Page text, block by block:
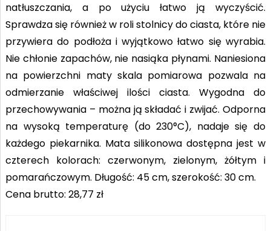
natłuszczania, a po użyciu łatwo ją wyczyścić.
Sprawdza się również w roli stolnicy do ciasta, które nie
przywiera do podłoża i wyjątkowo łatwo się wyrabia.
Nie chłonie zapachów, nie nasiąka płynami. Naniesiona
na powierzchni maty skala pomiarowa pozwala na
odmierzanie właściwej ilości ciasta. Wygodna do
przechowywania – można ją składać i zwijać. Odporna
na wysoką temperaturę (do 230°C), nadaje się do
każdego piekarnika. Mata silikonowa dostępna jest w
czterech kolorach: czerwonym, zielonym, żółtym i
pomarańczowym. Długość: 45 cm, szerokość: 30 cm.
Cena brutto: 28,77 zł